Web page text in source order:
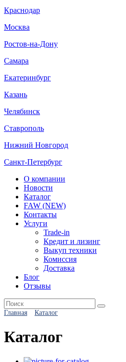
Краснодар
Москва
Ростов-на-Дону
Самара
Екатеринбург
Казань
Челябинск
Ставрополь
Нижний Новгород
Санкт-Петербург
О компании
Новости
Каталог
FAW (NEW)
Контакты
Услуги
Trade-in
Кредит и лизинг
Выкуп техники
Комиссия
Доставка
Блог
Отзывы
Главная Каталог
Каталог